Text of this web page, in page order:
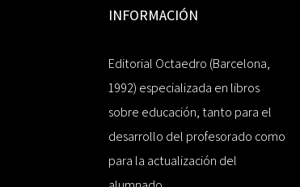
INFORMACIÓN
Editorial Octaedro (Barcelona,
1992) especializada en libros
sobre educación, tanto para el
desarrollo del profesorado como
para la actualización del